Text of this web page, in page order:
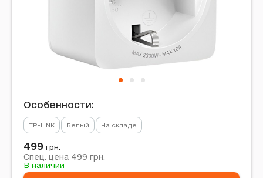
Особенности:
TP-LINK Белый На складе
499 грн.
Спец. цена 499 грн.
В наличии